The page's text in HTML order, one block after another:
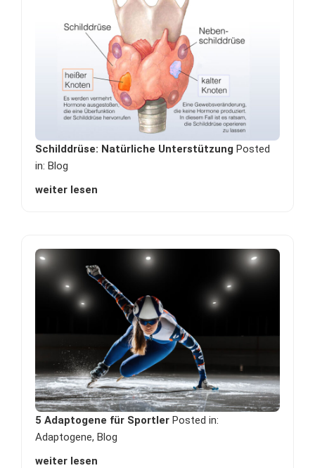
Schilddrüse: Natürliche Unterstützung Posted
in: Blog
weiter lesen
5 Adaptogene für Sportler Posted in:
Adaptogene,Blog
weiter lesen